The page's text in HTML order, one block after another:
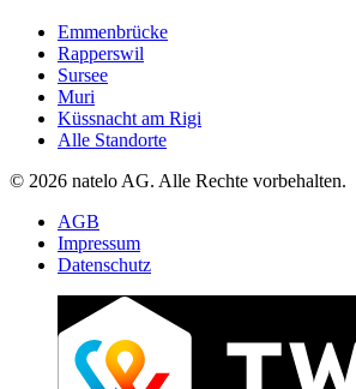
Emmenbrücke
Rapperswil
Sursee
Muri
Küssnacht am Rigi
Alle Standorte
© 2026 natelo AG. Alle Rechte vorbehalten.
AGB
Impressum
Datenschutz